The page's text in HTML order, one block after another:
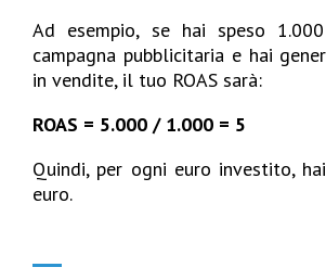
Ad esempio, se hai speso
campagna pubblicitaria e hai
in vendite, il tuo ROAS sarà:
ROAS = 5.000 / 1.000 = 5
Quindi, per ogni euro investito,
euro.